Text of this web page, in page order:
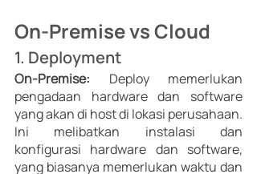
On-Premise vs Cloud
1. Deployment
On-Premise: Deploy memerlukan
pengadaan hardware dan software
yang akan di host di lokasi perusahaan.
Ini melibatkan instalasi dan
konfigurasi hardware dan software,
yang biasanya memerlukan waktu dan